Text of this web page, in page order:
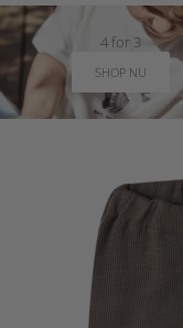
4 for 3
SHOP NU